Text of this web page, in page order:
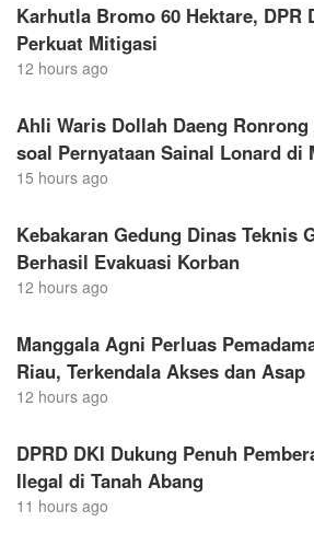
Karhutla Bromo 60 Hektare, DPR
Perkuat Mitigasi
12 hours ago
Ahli Waris Dollah Daeng
soal Pernyataan Sainal Lonard di
15 hours ago
Kebakaran Gedung Dinas Teknis
Berhasil Evakuasi Korban
12 hours ago
Manggala Agni Perluas
Riau, Terkendala Akses dan Asap
12 hours ago
DPRD DKI Dukung Penuh
Ilegal di Tanah Abang
11 hours ago